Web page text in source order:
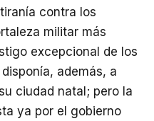
contra los
militar más
excepcional de los
además, a
ciudad natal; pero la
ya por el gobierno